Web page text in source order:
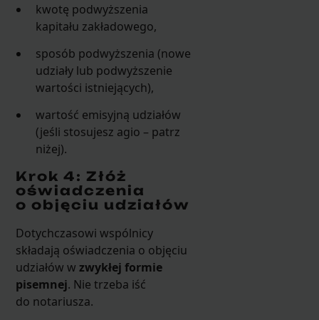
kwotę podwyższenia
kapitału zakładowego,
sposób podwyższenia (nowe
udziały lub podwyższenie
wartości istniejących),
wartość emisyjną udziałów
(jeśli stosujesz agio – patrz
niżej).
Krok 4: Złóż
oświadczenia
o objęciu udziałów
Dotychczasowi wspólnicy
składają oświadczenia o objęciu
udziałów w zwykłej formie
pisemnej. Nie trzeba iść
do notariusza.